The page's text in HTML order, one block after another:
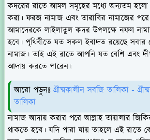
কদরের রাতে আমল সমূহের মধ্যে অন্যতম
করা। ফরজ নামাজ এবং তারাবির নামাজের
আমাদেরকে লাইলাতুল কদর উপলক্ষে নফল
হবে। পৃথিবীতে যত সকল ইবাদত রয়েছে সবার
নামাজ। তাই এই রাতে আপনি যত বেশি এবং
আদায় করতে পারেন।
আরো পড়ুনঃ গ্রীষ্মকালীন সবজি তালিকা -
তালিকা
নামাজ আদায় করার পরে আল্লাহ তায়ালার
থাকতে হবে। যদি পারা যায় তাহলে এই রাতে